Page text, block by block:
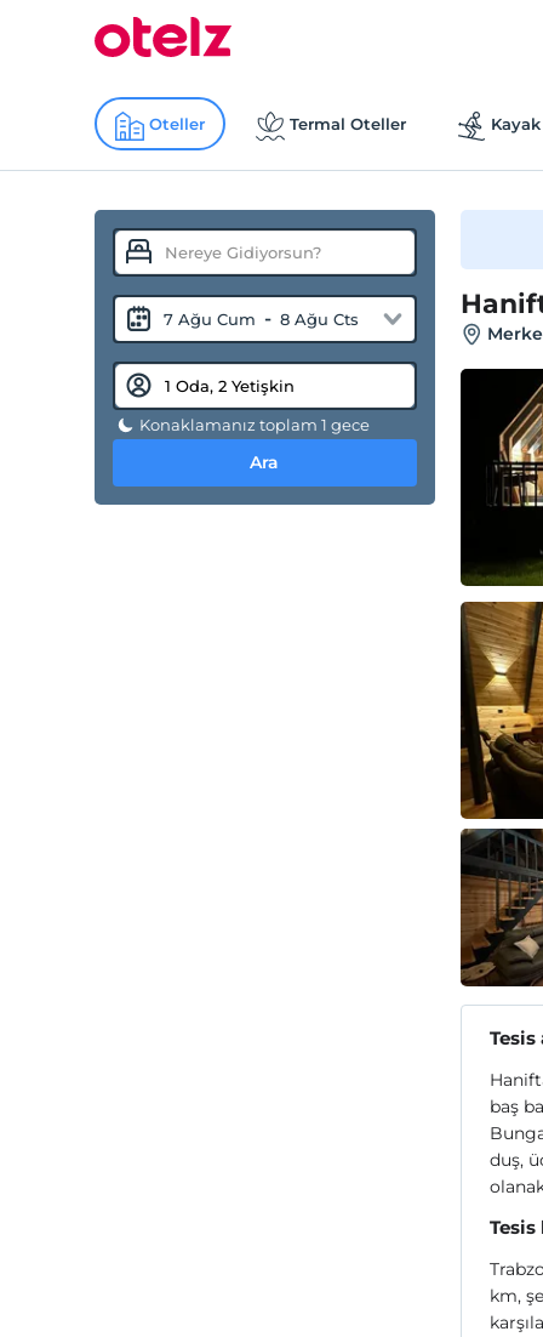
Oteller Termal Oteller
7 Ağu Cum - 8 Ağu Cts
Konaklamanız toplam 1 gece
Ara
Tesis
baş
duş,
km,